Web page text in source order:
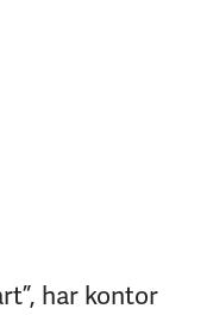
har kontor